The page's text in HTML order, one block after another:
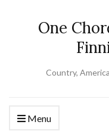
One
Country,
Menu